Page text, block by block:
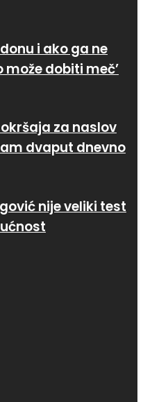
i ako ga ne
dobiti meč’
za naslov
dvaput dnevno
nije veliki test